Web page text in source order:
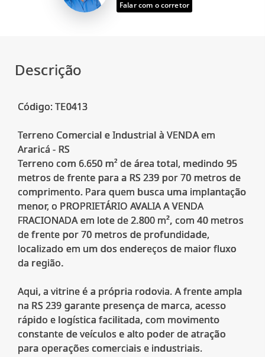
Falar com o corretor
Descrição
Código: TE0413
Terreno Comercial e Industrial à VENDA em
Araricá - RS
Terreno com 6.650 m² de área total, medindo 95
metros de frente para a RS 239 por 70 metros de
comprimento. Para quem busca uma implantação
menor, o PROPRIETÁRIO AVALIA A VENDA
FRACIONADA em lote de 2.800 m², com 40 metros
de frente por 70 metros de profundidade,
localizado em um dos endereços de maior fluxo
da região.
Aqui, a vitrine é a própria rodovia. A frente ampla
na RS 239 garante presença de marca, acesso
rápido e logística facilitada, com movimento
constante de veículos e alto poder de atração
para operações comerciais e industriais.